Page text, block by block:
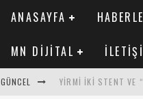
ANASAYFA
MN DIJITAL
GÜNCEL YIRMI İKI STENT VE